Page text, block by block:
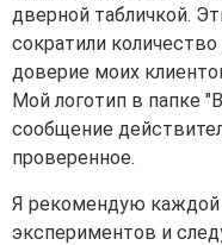
дверной табличкой.
сократили
доверие моих
Мой логотип в папке
сообщение
проверенное.
Я рекомендую каждой
экспериментов и